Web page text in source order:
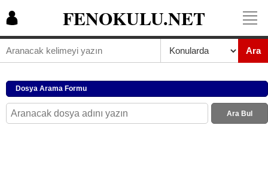
FENOKULU.NET
Ara
Dosya Arama Formu
Ara Bul